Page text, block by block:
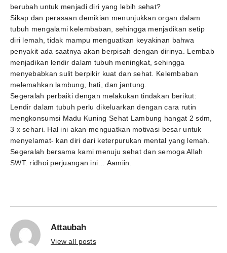
berubah untuk menjadi diri yang lebih sehat?
Sikap dan perasaan demikian menunjukkan organ dalam
tubuh mengalami kelembaban, sehingga menjadikan setip
diri lemah, tidak mampu menguatkan keyakinan bahwa
penyakit ada saatnya akan berpisah dengan dirinya. Lembab
menjadikan lendir dalam tubuh meningkat, sehingga
menyebabkan sulit berpikir kuat dan sehat. Kelembaban
melemahkan lambung, hati, dan jantung.
Segeralah perbaiki dengan melakukan tindakan berikut:
Lendir dalam tubuh perlu dikeluarkan dengan cara rutin
mengkonsumsi Madu Kuning Sehat Lambung hangat 2 sdm,
3 x sehari. Hal ini akan menguatkan motivasi besar untuk
menyelamat- kan diri dari keterpurukan mental yang lemah.
Segeralah bersama kami menuju sehat dan semoga Allah
SWT. ridhoi perjuangan ini… Aamiin.
Attaubah
View all posts